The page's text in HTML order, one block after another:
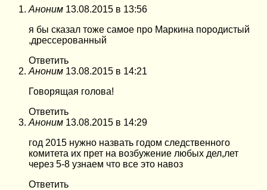
Аноним 13.08.2015 в 13:56
я бы сказал тоже самое про Маркина породистый
,дрессерованный
Ответить
Аноним 13.08.2015 в 14:21
Говорящая голова!
Ответить
Аноним 13.08.2015 в 14:29
год 2015 нужно назвать годом следственного
комитета их прет на возбужение любых дел,лет
через 5-8 узнаем что все это навоз
Ответить